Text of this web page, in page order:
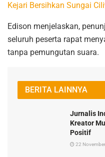
Kejari Bersihkan Sungai
Edison menjelaskan,
seluruh peserta rapat
tanpa pemungutan suara.
BERITA LAINNYA
Jurnalis
Kreator
Positif
22